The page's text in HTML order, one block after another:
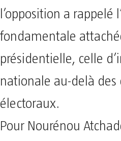
l’opposition a rappelé
fondamentale
présidentielle, celle
nationale au-delà des
électoraux.
Pour Nourénou